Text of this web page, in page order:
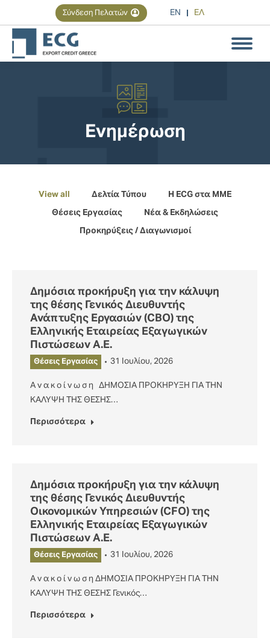
Σύνδεση Πελατών EN ΕΛ
Ενημέρωση
You are here:
View all Δελτία Τύπου Η ECG στα MME
Θέσεις Εργασίας Νέα & Εκδηλώσεις
Προκηρύξεις / Διαγωνισμοί
Δημόσια προκήρυξη για την κάλυψη
της θέσης Γενικός Διευθυντής
Ανάπτυξης Εργασιών (CBO) της
Ελληνικής Εταιρείας Εξαγωγικών
Πιστώσεων Α.Ε.
Θέσεις Εργασίας 31 Ιουλίου, 2026
Α ν α κ ο ί ν ω σ η ΔΗΜΟΣΙΑ ΠΡΟΚΗΡΥΞΗ ΓΙΑ ΤΗΝ
ΚΑΛΥΨΗ ΤΗΣ ΘΕΣΗΣ…
Περισσότερα
Δημόσια προκήρυξη για την κάλυψη
της θέσης Γενικός Διευθυντής
Οικονομικών Υπηρεσιών (CFO) της
Ελληνικής Εταιρείας Εξαγωγικών
Πιστώσεων Α.Ε.
Θέσεις Εργασίας 31 Ιουλίου, 2026
Α ν α κ ο ί ν ω σ η ΔΗΜΟΣΙΑ ΠΡΟΚΗΡΥΞΗ ΓΙΑ ΤΗΝ
ΚΑΛΥΨΗ ΤΗΣ ΘΕΣΗΣ Γενικός…
Περισσότερα